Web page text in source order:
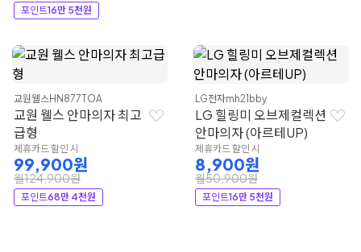
포인트16만 5천원
교원웰스HN877TOA
교원 웰스 안마의자 최고
급형
제휴카드 할인 시
99,900원
월124,900원
포인트68만 4천원
LG전자mh21bby
LG 힐링미 오브제컬렉션
안마의자 (아르테UP)
제휴카드 할인 시
8,900원
월50,900원
포인트16만 5천원